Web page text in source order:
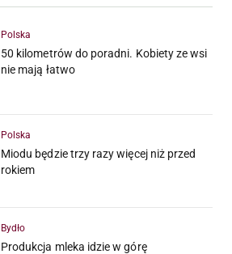
Polska
50 kilometrów do poradni. Kobiety ze wsi
nie mają łatwo
Polska
Miodu będzie trzy razy więcej niż przed
rokiem
Bydło
Produkcja mleka idzie w górę